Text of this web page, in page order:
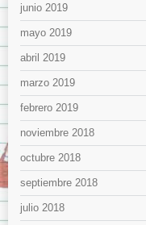
junio 2019
mayo 2019
abril 2019
marzo 2019
febrero 2019
noviembre 2018
octubre 2018
septiembre 2018
julio 2018